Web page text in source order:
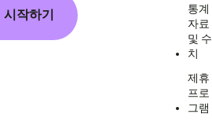
시작하기
통계
자료
및 수
치
제휴
프로
그램